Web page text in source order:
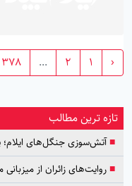
2
...
378
ترین مطالب
آتش‌سوزی جنگل‌های ایلام؛
روایت‌های زائران از میزبانی